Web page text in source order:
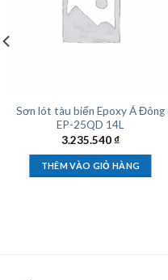
Sơn lót tàu biển Epoxy Á Đông
EP-25QD 14L
3.235.540₫
THÊM VÀO GIỎ HÀNG